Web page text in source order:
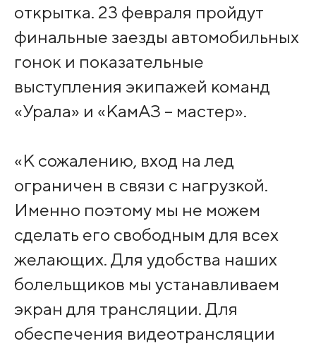
открытка. 23 февраля пройдут
финальные заезды автомобильных
гонок и показательные
выступления экипажей команд
«Урала» и «КамАЗ – мастер».
«К сожалению, вход на лед
ограничен в связи с нагрузкой.
Именно поэтому мы не можем
сделать его свободным для всех
желающих. Для удобства наших
болельщиков мы устанавливаем
экран для трансляции. Для
обеспечения видеотрансляции